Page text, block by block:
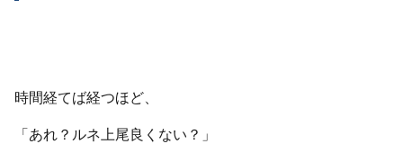
時間経てば経つほど、
「あれ？ルネ上尾良くない？」